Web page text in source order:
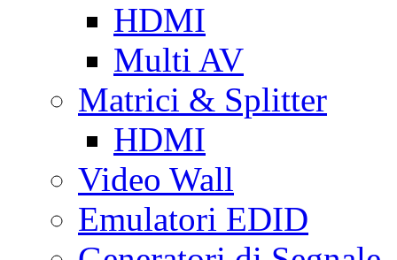
HDMI
Multi AV
Matrici & Splitter
HDMI
Video Wall
Emulatori EDID